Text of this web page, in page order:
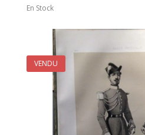
En Stock
VENDU